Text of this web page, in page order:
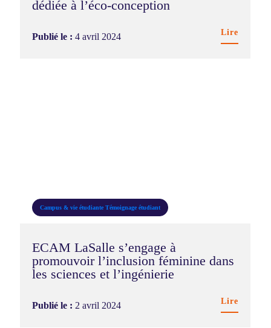
dédiée à l’éco-conception
Publié le :4 avril 2024 Lire
Campus & vie étudiante Témoignage étudiant
ECAM LaSalle s’engage à
promouvoir l’inclusion féminine dans
les sciences et l’ingénierie
Publié le :2 avril 2024 Lire